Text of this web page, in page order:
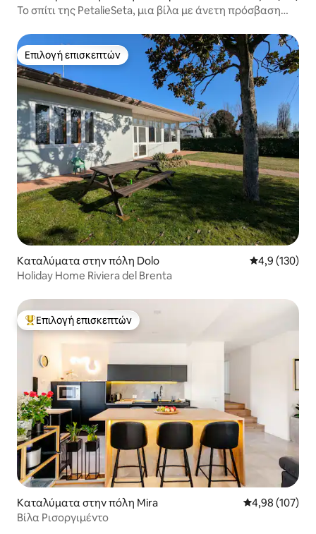
Το σπίτι της PetalieSeta, μια βίλα με άνετη πρόσβαση
Επιλογή επισκεπτών
Επιλογή επισκεπτών
Καταλύματα στην πόλη Dolo Μέση
4,9 (130)
Holiday Home Riviera del Brenta
Κορυφαία επιλογή επισκεπτών
Επιλογή επισκεπτών
Καταλύματα στην πόλη Mira Μέση
4,98 (107)
Βίλα Ρισοργιμέντο